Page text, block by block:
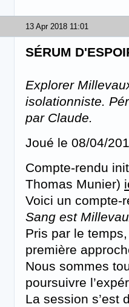
13 Apr 2018 11:01
SÉRUM
Explorer
isolationniste.
par Claude.
Joué le 08/04/
Compte-rendu
Thomas Munier)
Voici un compte-
Sang est
Pris par le
première
Nous sommes
poursuivre
La session s’est